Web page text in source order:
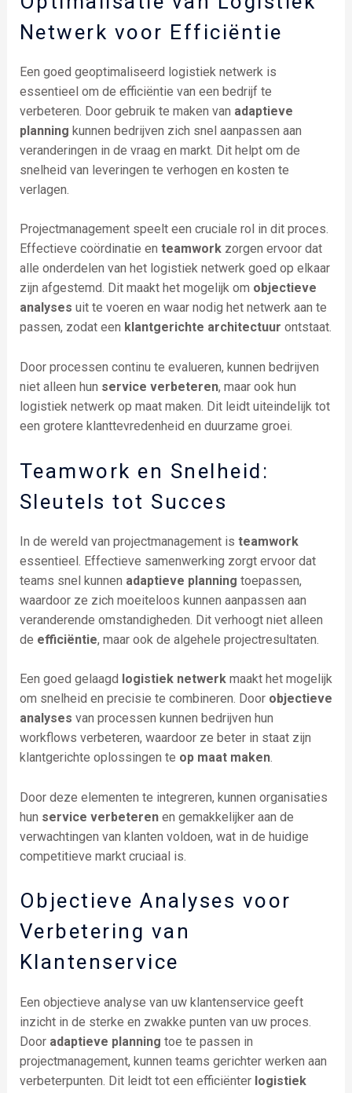
Netwerk voor Efficiëntie
Een goed geoptimaliseerd logistiek netwerk is
essentieel om de efficiëntie van een bedrijf te
verbeteren. Door gebruik te maken van adaptieve
planning kunnen bedrijven zich snel aanpassen aan
veranderingen in de vraag en markt. Dit helpt om de
snelheid van leveringen te verhogen en kosten te
verlagen.
Projectmanagement speelt een cruciale rol in dit proces.
Effectieve coördinatie en teamworkzorgen ervoor dat
alle onderdelen van het logistiek netwerk goed op elkaar
zijn afgestemd. Dit maakt het mogelijk om objectieve
analyses uit te voeren en waar nodig het netwerk aan te
passen, zodat een klantgerichte architectuur ontstaat.
Door processen continu te evalueren, kunnen bedrijven
niet alleen hun service verbeteren, maar ook hun
logistiek netwerk op maat maken. Dit leidt uiteindelijk tot
een grotere klanttevredenheid en duurzame groei.
Teamwork en Snelheid:
Sleutels tot Succes
In de wereld van projectmanagement is teamwork
essentieel. Effectieve samenwerking zorgt ervoor dat
teams snel kunnen adaptieve planning toepassen,
waardoor ze zich moeiteloos kunnen aanpassen aan
veranderende omstandigheden. Dit verhoogt niet alleen
de efficiëntie, maar ook de algehele projectresultaten.
Een goed gelaagd logistiek netwerkmaakt het mogelijk
om snelheid en precisie te combineren. Door objectieve
analyses van processen kunnen bedrijven hun
workflows verbeteren, waardoor ze beter in staat zijn
klantgerichte oplossingen te op maat maken.
Door deze elementen te integreren, kunnen organisaties
hun service verbeterenen gemakkelijker aan de
verwachtingen van klanten voldoen, wat in de huidige
competitieve markt cruciaal is.
Objectieve Analyses voor
Verbetering van
Klantenservice
Een objectieve analyse van uw klantenservice geeft
inzicht in de sterke en zwakke punten van uw proces.
Door adaptieve planning toe te passen in
projectmanagement, kunnen teams gerichter werken aan
verbeterpunten. Dit leidt tot een efficiënter logistiek